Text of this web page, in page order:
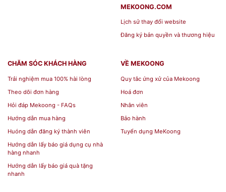
MEKOONG.COM
Lịch sử thay đổi website
Đăng ký bản quyền và thương hiệu
CHĂM SÓC KHÁCH HÀNG
Trải nghiệm mua 100% hài lòng
Theo dõi đơn hàng
Hỏi đáp Mekoong - FAQs
Hướng dẫn mua hàng
Huóng dẫn đăng ký thành viên
Hướng dẫn lấy báo giá dụng cụ nhà
hàng nhanh
Hướng dẫn lấy báo giá quà tặng
nhanh
VỀ MEKOONG
Quy tắc ứng xử của Mekoong
Hoá đơn
Nhân viên
Bảo hành
Tuyển dụng MeKoong